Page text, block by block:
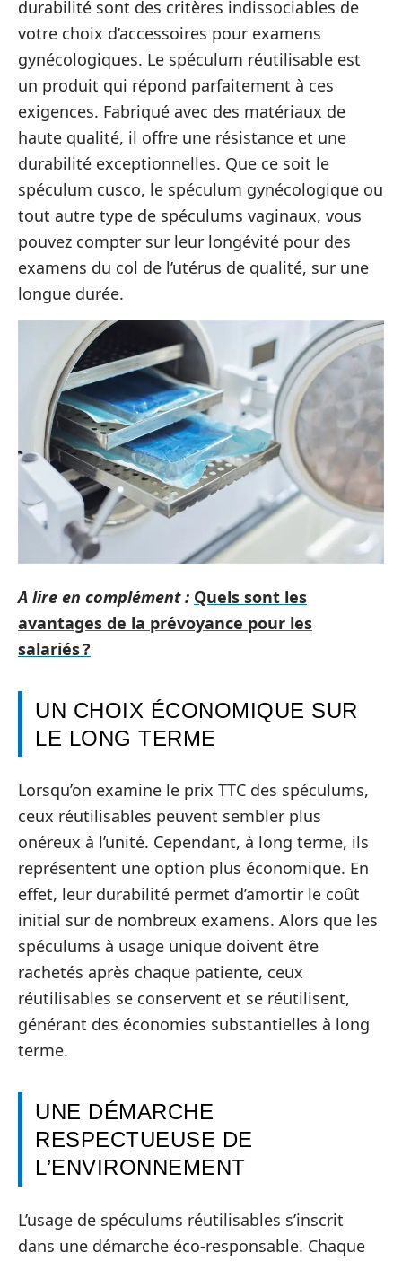
durabilité sont des critères indissociables de
votre choix d’accessoires pour examens
gynécologiques. Le spéculum réutilisable est
un produit qui répond parfaitement à ces
exigences. Fabriqué avec des matériaux de
haute qualité, il offre une résistance et une
durabilité exceptionnelles. Que ce soit le
spéculum cusco, le spéculum gynécologique ou
tout autre type de spéculums vaginaux, vous
pouvez compter sur leur longévité pour des
examens du col de l’utérus de qualité, sur une
longue durée.
A lire en complément : Quels sont les
avantages de la prévoyance pour les
salariés ?
UN CHOIX ÉCONOMIQUE SUR
LE LONG TERME
Lorsqu’on examine le prix TTC des spéculums,
ceux réutilisables peuvent sembler plus
onéreux à l’unité. Cependant, à long terme, ils
représentent une option plus économique. En
effet, leur durabilité permet d’amortir le coût
initial sur de nombreux examens. Alors que les
spéculums à usage unique doivent être
rachetés après chaque patiente, ceux
réutilisables se conservent et se réutilisent,
générant des économies substantielles à long
terme.
UNE DÉMARCHE
RESPECTUEUSE DE
L’ENVIRONNEMENT
L’usage de spéculums réutilisables s’inscrit
dans une démarche éco-responsable. Chaque